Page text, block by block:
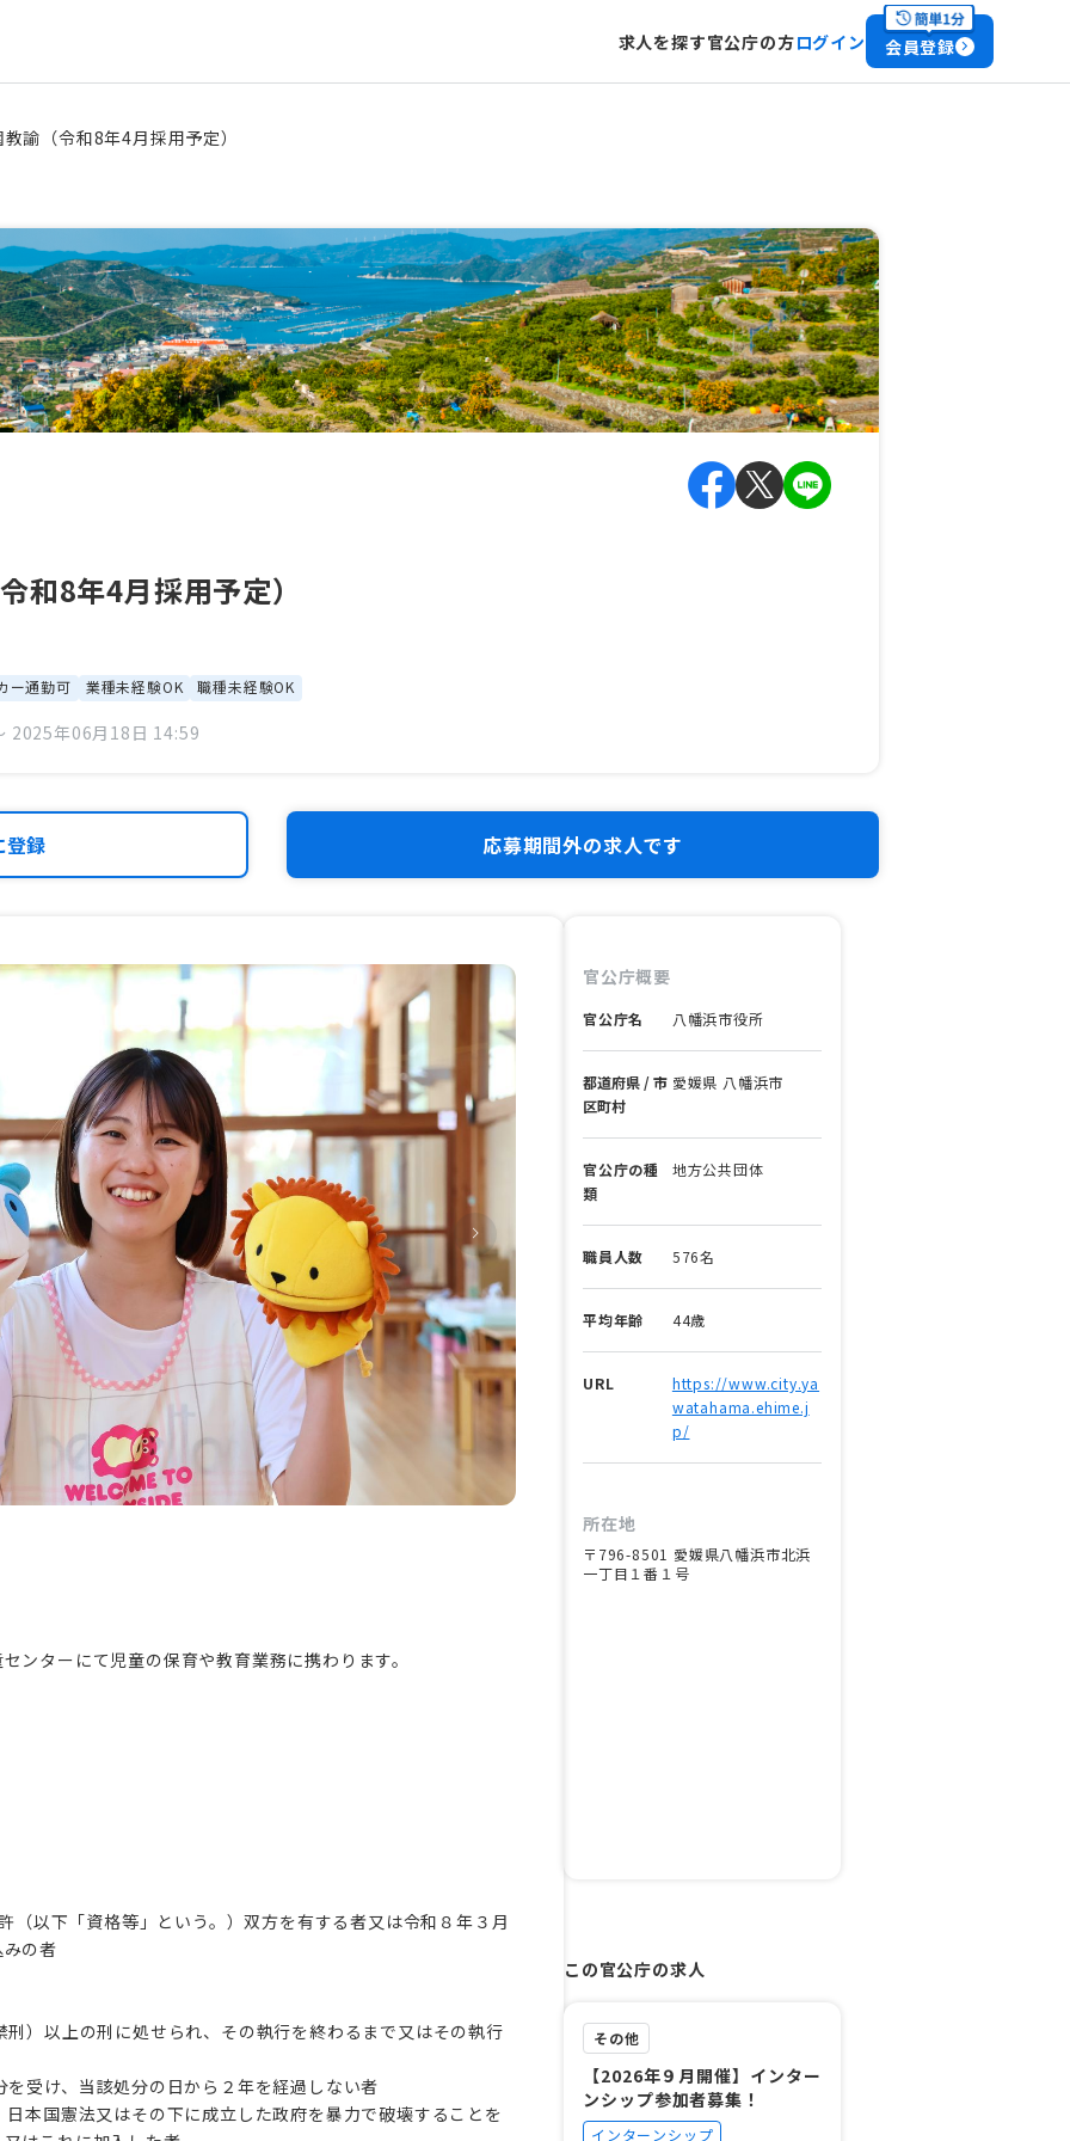
求人を探す官公庁の方ログイン 会員登録
諭（令和8年4月採用予定）
和8年4月採用予定）
ー通勤可 業種未経験OK 職種未経験OK
2025年06月18日 14:59
応募期間外の求人です
登録
ンターにて児童の保育や教育業務に携わります。
（以下「資格等」という。）双方を有する者又は令和８年３月
の者
刑）以上の刑に処せられ、その執行を終わるまで又はその執行
受け、当該処分の日から２年を経過しない者
本国憲法又はその下に成立した政府を暴力で破壊することを
官公庁概要
官公庁名 八幡浜市役所
都道府県 / 市
区町村
愛媛県 八幡浜市
官公庁の種
類
地方公共団体
職員人数 576名
平均年齢 44歳
URL
https://www.city.ya
watahama.ehime.j
p/
所在地
〒796-8501 愛媛県八幡浜市北浜
一丁目１番１号
この官公庁の求人
その他
【2026年９月開催】インター
ンシップ参加者募集！
インターンシップ